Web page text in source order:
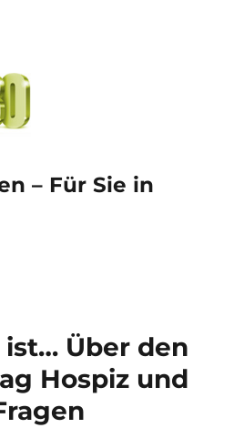
– Für Sie in
Über den
Hospiz und